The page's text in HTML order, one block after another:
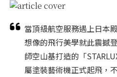
當頂級航空服務遇上日本
想像的飛行美學就此震撼
師空山基打造的「
屬塗裝藝術機正式起飛，